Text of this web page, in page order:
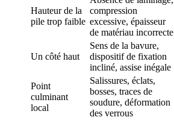
Hauteur de la
pile trop faible
compression
excessive, épaisseur
de matériau incorrecte
Un côté haut
Sens de la bavure,
dispositif de fixation
incliné, assise inégale
Point
culminant
local
Salissures, éclats,
bosses, traces de
soudure, déformation
des verrous